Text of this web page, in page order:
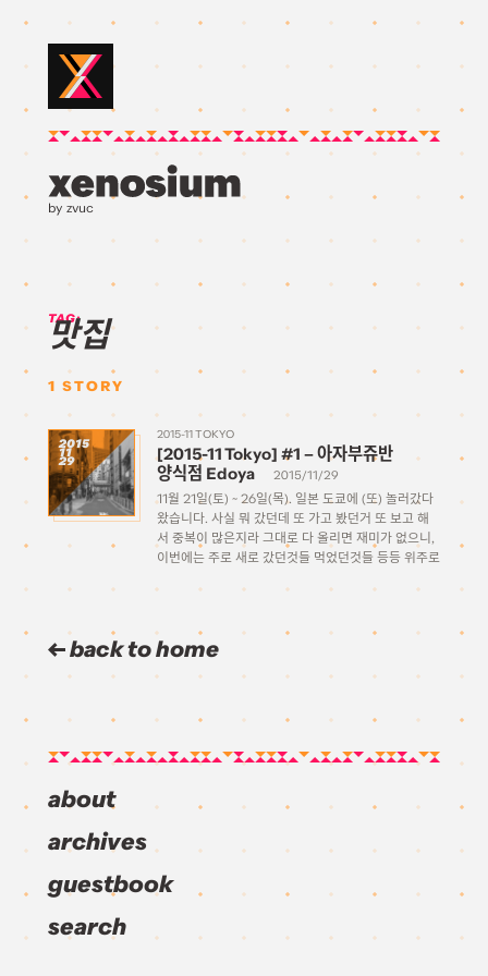
by zvuc
TAG:
맛집
1 STORY
2015
11
29
2015-11 TOKYO
[2015-11 Tokyo] #1 – 아자부쥬반
양식점 Edoya
2015/11/29
11월 21일(토) ~ 26일(목). 일본 도쿄에 (또) 놀러갔다
왔습니다. 사실 뭐 갔던데 또 가고 봤던거 또 보고 해
서 중복이 많은지라 그대로 다 올리면 재미가 없으니,
이번에는 주로 새로 갔던것들 먹었던것들 등등 위주로
back to home
about
archives
guestbook
search